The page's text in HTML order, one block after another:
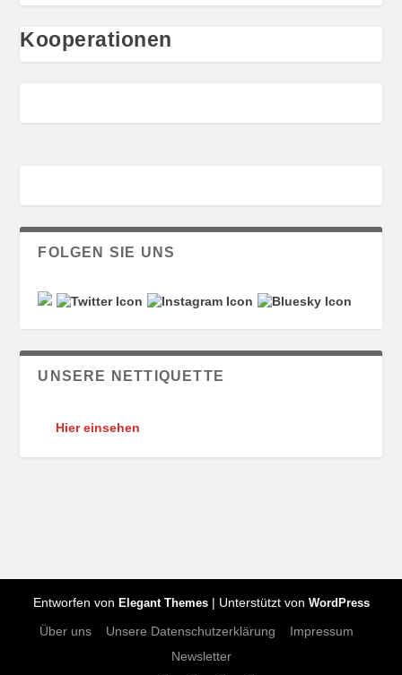
Kooperationen
FOLGEN SIE UNS
UNSERE NETTIQUETTE
Hier einsehen
Entworfen von Elegant Themes| Unterstützt von WordPress
Über uns Unsere Datenschutzerklärung
Impressum
Newsletter